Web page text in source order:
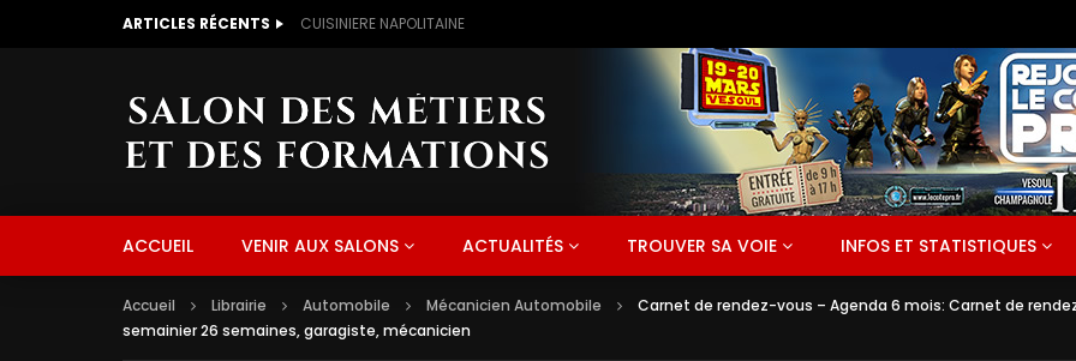
ARTICLES RÉCENTS CUISINIERE NAPOLITAINE
ACCUEIL VENIR AUX SALONS ACTUALITÉS TROUVER SA VOIE INFOS ET STATISTIQUES
Accueil Librairie Automobile Mécanicien Automobile
Carnet de rendez-vous – Agenda 6 mois: Carnet de
semainier 26 semaines, garagiste, mécanicien